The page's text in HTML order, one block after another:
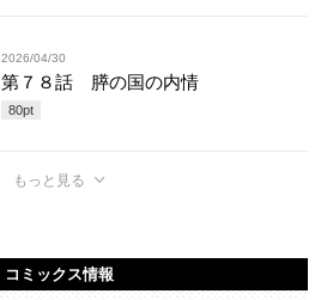
2026/04/30
第７８話 膵の国の内情
80pt
もっと見る
コミックス情報